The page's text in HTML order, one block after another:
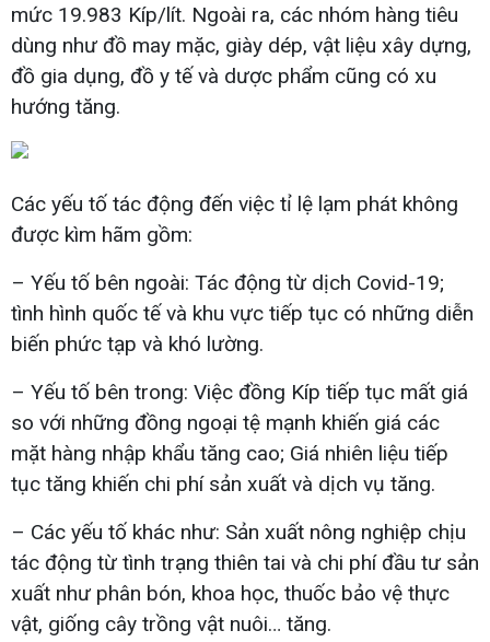
mức 19.983 Kíp/lít. Ngoài ra, các nhóm hàng tiêu
dùng như đồ may mặc, giày dép, vật liệu xây dựng,
đồ gia dụng, đồ y tế và dược phẩm cũng có xu
hướng tăng.
Các yếu tố tác động đến việc tỉ lệ lạm phát không
được kìm hãm gồm:
– Yếu tố bên ngoài: Tác động từ dịch Covid-19;
tình hình quốc tế và khu vực tiếp tục có những diễn
biến phức tạp và khó lường.
– Yếu tố bên trong: Việc đồng Kíp tiếp tục mất giá
so với những đồng ngoại tệ mạnh khiến giá các
mặt hàng nhập khẩu tăng cao; Giá nhiên liệu tiếp
tục tăng khiến chi phí sản xuất và dịch vụ tăng.
– Các yếu tố khác như: Sản xuất nông nghiệp chịu
tác động từ tình trạng thiên tai và chi phí đầu tư sản
xuất như phân bón, khoa học, thuốc bảo vệ thực
vật, giống cây trồng vật nuôi… tăng.